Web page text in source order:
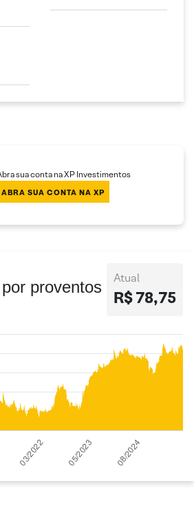
sua conta na XP Investimentos
ABRA SUA CONTA NA XP
proventos Atual
R$ 78,75